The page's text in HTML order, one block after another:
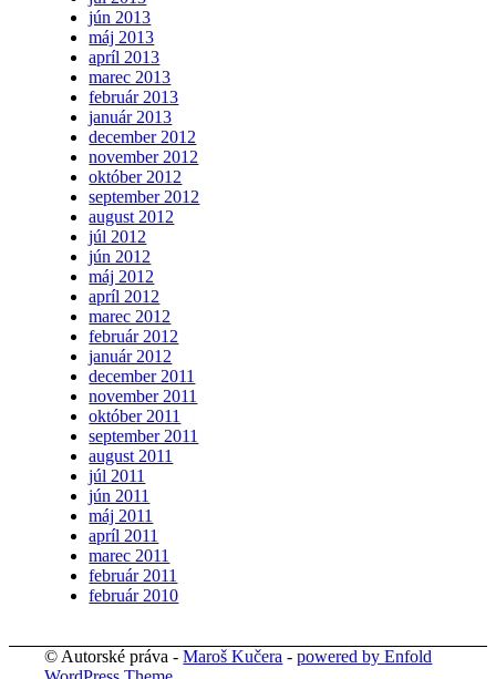
jún 2013
máj 2013
apríl 2013
marec 2013
február 2013
január 2013
december 2012
november 2012
október 2012
september 2012
august 2012
júl 2012
jún 2012
máj 2012
apríl 2012
marec 2012
február 2012
január 2012
december 2011
november 2011
október 2011
september 2011
august 2011
júl 2011
jún 2011
máj 2011
apríl 2011
marec 2011
február 2011
február 2010
© Autorské práva -Maroš Kučera -powered by Enfold